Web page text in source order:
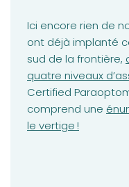
Ici encore rien de
ont déjà implanté
sud de la frontière,
quatre niveaux
Certified
comprend une
le vertige !